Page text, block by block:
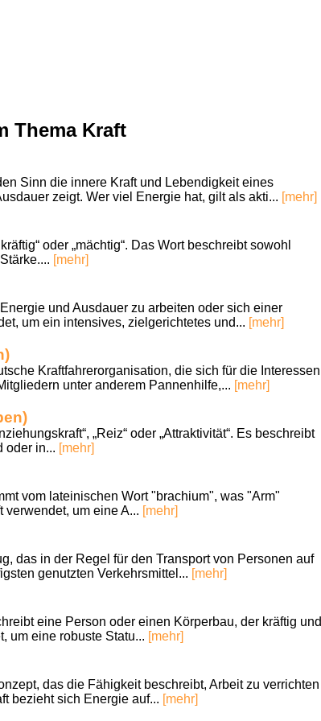
Thema Kraft
Sinn die innere Kraft und Lebendigkeit eines
zeigt. Wer viel Energie hat, gilt als akti... [mehr]
oder „mächtig“. Das Wort beschreibt sowohl
[mehr]
und Ausdauer zu arbeiten oder sich einer
um ein intensives, zielgerichtetes und... [mehr]
Kraftfahrerorganisation, die sich für die Interessen
unter anderem Pannenhilfe,... [mehr]
„Reiz“ oder „Attraktivität“. Es beschreibt
oder in... [mehr]
vom lateinischen Wort "brachium", was "Arm"
verwendet, um eine A... [mehr]
das in der Regel für den Transport von Personen auf
genutzten Verkehrsmittel... [mehr]
eine Person oder einen Körperbau, der kräftig und
um eine robuste Statu... [mehr]
das die Fähigkeit beschreibt, Arbeit zu verrichten
bezieht sich Energie auf... [mehr]